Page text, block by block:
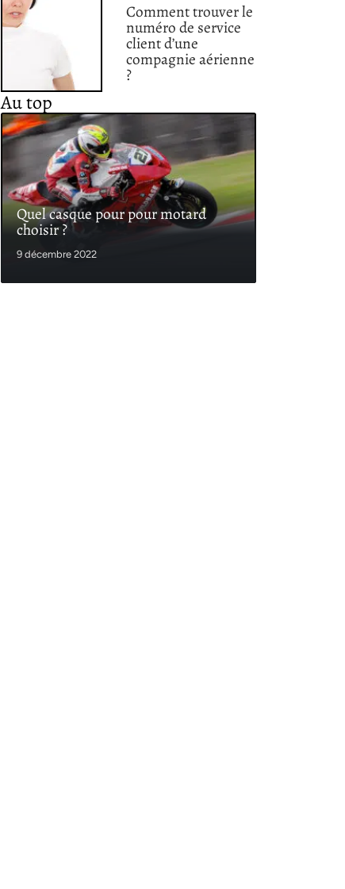
Comment trouver le
numéro de service
client d’une
compagnie aérienne
?
Au top
Quel casque pour pour motard
choisir ?
9 décembre 2022